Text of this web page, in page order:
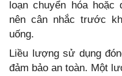
loạn chuyển hóa hoặc
nên cân nhắc trước
uống.
Liều lượng sử dụng
đảm bảo an toàn. Một